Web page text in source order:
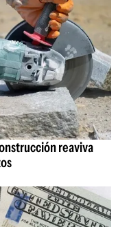
reaviva